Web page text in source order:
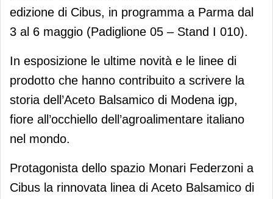
edizione di Cibus, in programma a Parma dal
3 al 6 maggio (Padiglione 05 – Stand I 010).
In esposizione le ultime novità e le linee di
prodotto che hanno contribuito a scrivere la
storia dell’Aceto Balsamico di Modena igp,
fiore all’occhiello dell’agroalimentare italiano
nel mondo.
Protagonista dello spazio Monari Federzoni a
Cibus la rinnovata linea di Aceto Balsamico di